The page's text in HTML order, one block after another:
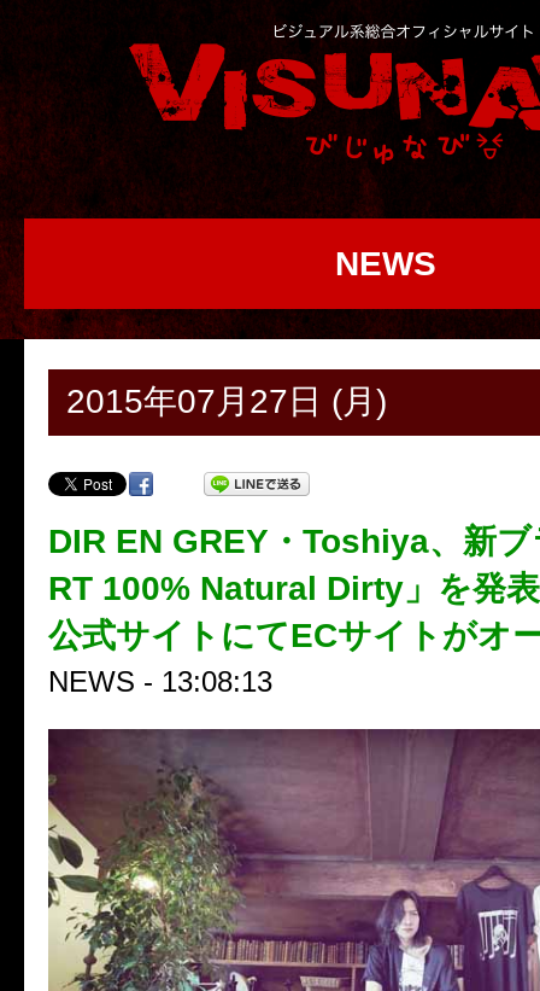
NEWS
2015年07月27日 (月)
DIR EN GREY・Toshiya、新
RT 100% Natural Dirty」を発
公式サイトにてECサイトがオ
NEWS - 13:08:13